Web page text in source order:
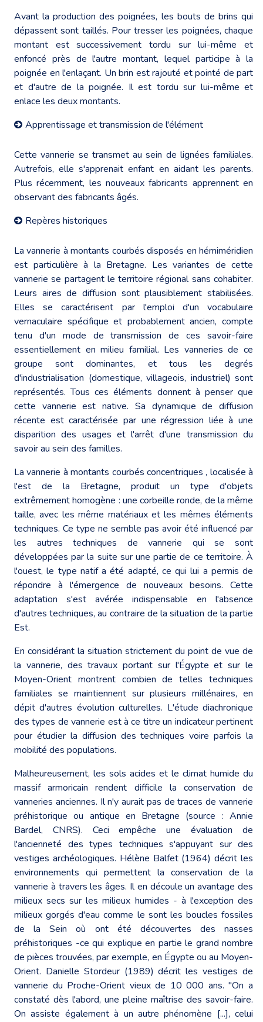
Avant la production des poignées, les bouts de brins qui
dépassent sont taillés. Pour tresser les poignées, chaque
montant est successivement tordu sur lui-même et
enfoncé près de l'autre montant, lequel participe à la
poignée en l'enlaçant. Un brin est rajouté et pointé de part
et d'autre de la poignée. Il est tordu sur lui-même et
enlace les deux montants.
Apprentissage et transmission de l'élément
Cette vannerie se transmet au sein de lignées familiales.
Autrefois, elle s'apprenait enfant en aidant les parents.
Plus récemment, les nouveaux fabricants apprennent en
observant des fabricants âgés.
Repères historiques
La vannerie à montants courbés disposés en hémiméridien
est particulière à la Bretagne. Les variantes de cette
vannerie se partagent le territoire régional sans cohabiter.
Leurs aires de diffusion sont plausiblement stabilisées.
Elles se caractérisent par l'emploi d'un vocabulaire
vernaculaire spécifique et probablement ancien, compte
tenu d'un mode de transmission de ces savoir-faire
essentiellement en milieu familial. Les vanneries de ce
groupe sont dominantes, et tous les degrés
d'industrialisation (domestique, villageois, industriel) sont
représentés. Tous ces éléments donnent à penser que
cette vannerie est native. Sa dynamique de diffusion
récente est caractérisée par une régression liée à une
disparition des usages et l'arrêt d'une transmission du
savoir au sein des familles.
La vannerie à montants courbés concentriques , localisée à
l'est de la Bretagne, produit un type d'objets
extrêmement homogène : une corbeille ronde, de la même
taille, avec les même matériaux et les mêmes éléments
techniques. Ce type ne semble pas avoir été influencé par
les autres techniques de vannerie qui se sont
développées par la suite sur une partie de ce territoire. À
l'ouest, le type natif a été adapté, ce qui lui a permis de
répondre à l'émergence de nouveaux besoins. Cette
adaptation s'est avérée indispensable en l'absence
d'autres techniques, au contraire de la situation de la partie
Est.
En considérant la situation strictement du point de vue de
la vannerie, des travaux portant sur l'Égypte et sur le
Moyen-Orient montrent combien de telles techniques
familiales se maintiennent sur plusieurs millénaires, en
dépit d'autres évolution culturelles. L'étude diachronique
des types de vannerie est à ce titre un indicateur pertinent
pour étudier la diffusion des techniques voire parfois la
mobilité des populations.
Malheureusement, les sols acides et le climat humide du
massif armoricain rendent difficile la conservation de
vanneries anciennes. Il n'y aurait pas de traces de vannerie
préhistorique ou antique en Bretagne (source : Annie
Bardel, CNRS). Ceci empêche une évaluation de
l'ancienneté des types techniques s'appuyant sur des
vestiges archéologiques. Hélène Balfet (1964) décrit les
environnements qui permettent la conservation de la
vannerie à travers les âges. Il en découle un avantage des
milieux secs sur les milieux humides - à l'exception des
milieux gorgés d'eau comme le sont les boucles fossiles
de la Sein où ont été découvertes des nasses
préhistoriques -ce qui explique en partie le grand nombre
de pièces trouvées, par exemple, en Égypte ou au Moyen-
Orient. Danielle Stordeur (1989) décrit les vestiges de
vannerie du Proche-Orient vieux de 10 000 ans. "On a
constaté dès l'abord, une pleine maîtrise des savoir-faire.
On assiste également à un autre phénomène [...], celui